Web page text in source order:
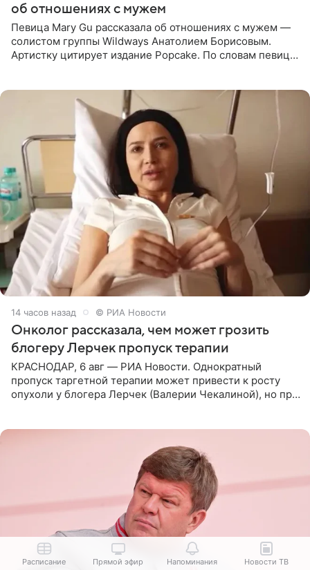
об отношениях с мужем
Певица Mary Gu рассказала об отношениях с мужем —
солистом группы Wildways Анатолием Борисовым.
Артистку цитирует издание Popcake. По словам певицы,
14 часов назад © РИА Новости
Онколог рассказала, чем может грозить
блогеру Лерчек пропуск терапии
КРАСНОДАР, 6 авг — РИА Новости. Однократный
пропуск таргетной терапии может привести к росту
опухоли у блогера Лерчек (Валерии Чекалиной), но при
Расписание Прямой эфир Напоминания Новости ТВ